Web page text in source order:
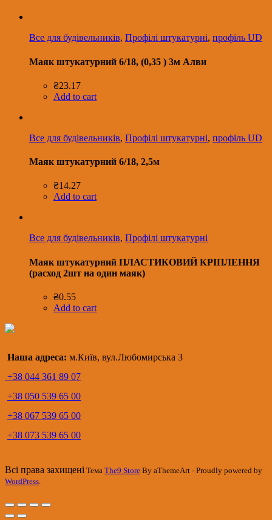
Все для будівельників, Профілі штукатурні, профіль UD
Маяк штукатурний 6/18, (0,35 ) 3м Алви
₴23.17
Add to cart
Все для будівельників, Профілі штукатурні, профіль UD
Маяк штукатурний 6/18, 2,5м
₴14.27
Add to cart
Все для будівельників, Профілі штукатурні
Маяк штукатурний ПЛАСТИКОВИЙ КРІПЛЕННЯ
(расход 2шт на один маяк)
₴0.55
Add to cart
Наша адреса: м.Київ, вул.Любомирська 3
+38 044 361 89 07
+38 050 539 65 00
+38 067 539 65 00
+38 073 539 65 00
Всі права захищені Тема The9 Store By aThemeArt - Proudly powered by
WordPress